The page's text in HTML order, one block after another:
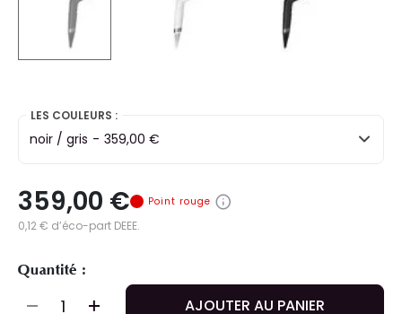
selected
LES COULEURS :
noir / gris - 359,00 €
359,00 € Point rouge
0,12 € d’éco-part DEEE.
Quantité :
AJOUTER AU PANIER